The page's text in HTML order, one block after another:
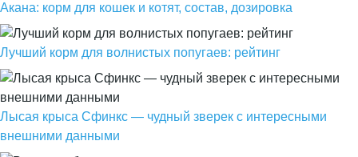
Акана: корм для кошек и котят, состав, дозировка
Лучший корм для волнистых попугаев: рейтинг
Лысая крыса Сфинкс — чудный зверек с интересными
внешними данными